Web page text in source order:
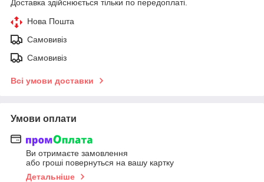
Доставка здійснюється тільки по передоплаті.
Нова Пошта
Самовивіз
Самовивіз
Всі умови доставки
Умови оплати
Ви отримаєте замовлення
або гроші повернуться на вашу картку
Детальніше